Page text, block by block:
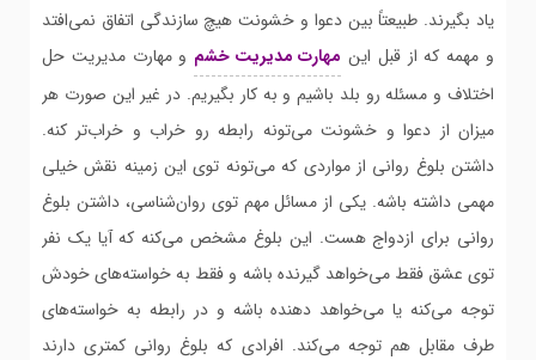
یاد بگیرند. طبیعتاً بین دعوا و خشونت هیچ سازندگی اتفاق نمی‌افتد
و مهمه که از قبل این مهارت مدیریت خشم و مهارت مدیریت حل
اختلاف و مسئله رو بلد باشیم و به کار بگیریم. در غیر این صورت هر
میزان از دعوا و خشونت می‌تونه رابطه رو خراب و خراب‌تر کنه.
داشتن بلوغ روانی از مواردی که می‌تونه توی این زمینه نقش خیلی
مهمی داشته باشه. یکی از مسائل مهم توی روان‌شناسی، داشتن بلوغ
روانی برای ازدواج هست. این بلوغ مشخص می‌کنه که آیا یک نفر
توی عشق فقط می‌خواهد گیرنده باشه و فقط به خواسته‌های خودش
توجه می‌کنه یا می‌خواهد دهنده باشه و در رابطه به خواسته‌های
طرف مقابل هم توجه می‌کند. افرادی که بلوغ روانی کمتری دارند